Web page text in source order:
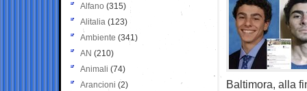
Baltimora, alla
Alfano (315)
Alitalia (123)
Ambiente (341)
AN (210)
Animali (74)
Arancioni (2)